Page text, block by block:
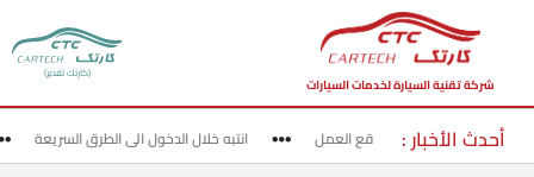
شركة تقنية السيارة لخدمات السيارات
(كارتك تقدير)
أحدث الأخبار :
قد بحذر في مناطق مواقع العمل انتبه خلال الدخول الى الطرق السريعة